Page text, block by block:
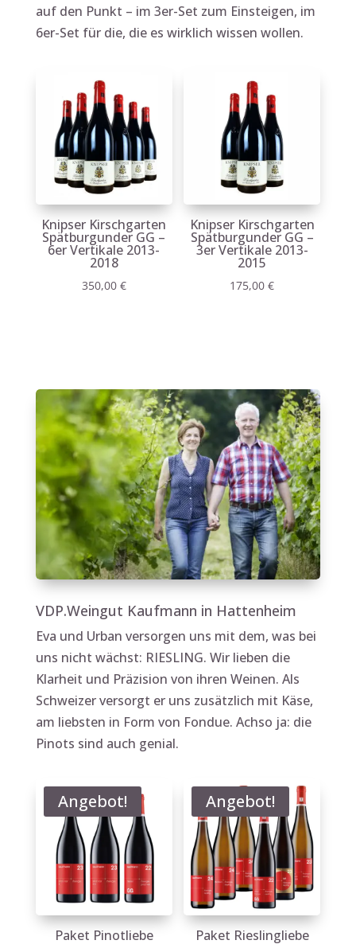
auf den Punkt – im 3er-Set zum Einsteigen, im
6er-Set für die, die es wirklich wissen wollen.
Knipser Kirschgarten
Spätburgunder GG –
6er Vertikale 2013-
2018
350,00 €
Knipser Kirschgarten
Spätburgunder GG –
3er Vertikale 2013-
2015
175,00€
VDP.Weingut Kaufmann in Hattenheim
Eva und Urban versorgen uns mit dem, was bei
uns nicht wächst: RIESLING. Wir lieben die
Klarheit und Präzision von ihren Weinen. Als
Schweizer versorgt er uns zusätzlich mit Käse,
am liebsten in Form von Fondue. Achso ja: die
Pinots sind auch genial.
Angebot!
Paket Pinotliebe
Angebot!
Paket Rieslingliebe